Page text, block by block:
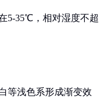
5-35℃，相对湿度不超
等浅色系形成渐变效